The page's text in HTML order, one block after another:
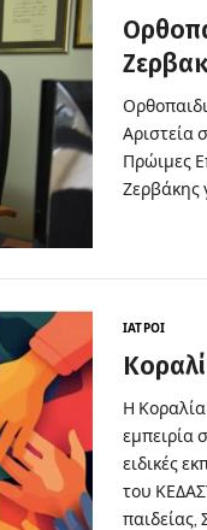
Αριστεία
Πρώιμες
Ζερβάκης
ΙΑΤΡΟΊ
Η Κοραλία
εμπειρία
ειδικές
του
παιδείας,